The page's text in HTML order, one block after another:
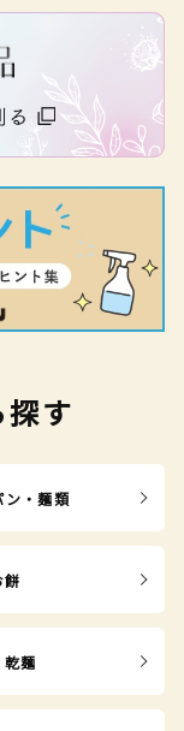
す
ン・麺類
餅
乾麺